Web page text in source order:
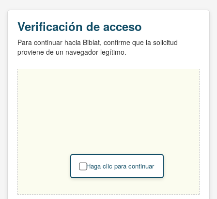
Verificación de acceso
Para continuar hacia Biblat, confirme que la solicitud
proviene de un navegador legítimo.
Haga clic para continuar